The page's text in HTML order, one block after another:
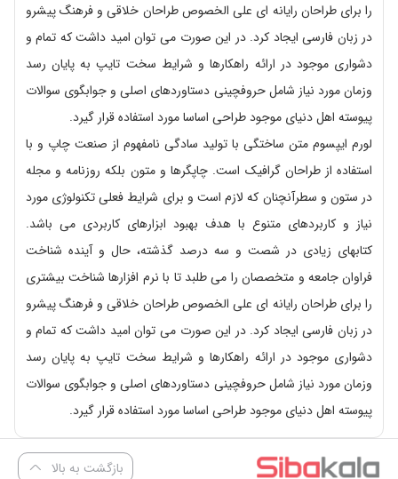
را برای طراحان رایانه ای علی الخصوص طراحان خلاقی و فرهنگ پیشرو
در زبان فارسی ایجاد کرد. در این صورت می توان امید داشت که تمام و
دشواری موجود در ارائه راهکارها و شرایط سخت تایپ به پایان رسد
وزمان مورد نیاز شامل حروفچینی دستاوردهای اصلی و جوابگوی سوالات
پیوسته اهل دنیای موجود طراحی اساسا مورد استفاده قرار گیرد.
لورم ایپسوم متن ساختگی با تولید سادگی نامفهوم از صنعت چاپ و با
استفاده از طراحان گرافیک است. چاپگرها و متون بلکه روزنامه و مجله
در ستون و سطرآنچنان که لازم است و برای شرایط فعلی تکنولوژی مورد
نیاز و کاربردهای متنوع با هدف بهبود ابزارهای کاربردی می باشد.
کتابهای زیادی در شصت و سه درصد گذشته، حال و آینده شناخت
فراوان جامعه و متخصصان را می طلبد تا با نرم افزارها شناخت بیشتری
را برای طراحان رایانه ای علی الخصوص طراحان خلاقی و فرهنگ پیشرو
در زبان فارسی ایجاد کرد. در این صورت می توان امید داشت که تمام و
دشواری موجود در ارائه راهکارها و شرایط سخت تایپ به پایان رسد
وزمان مورد نیاز شامل حروفچینی دستاوردهای اصلی و جوابگوی سوالات
پیوسته اهل دنیای موجود طراحی اساسا مورد استفاده قرار گیرد.
بازگشت به بالا